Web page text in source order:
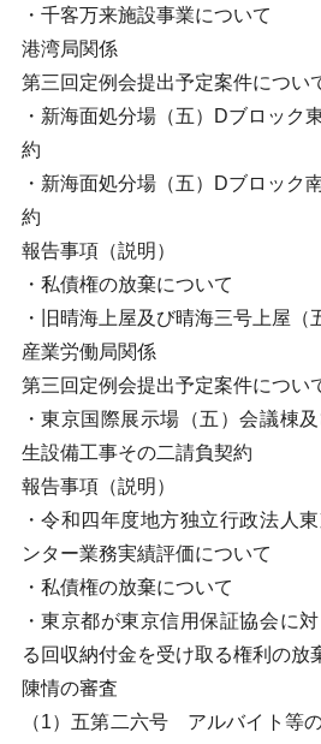
・千客万来施設事業について
港湾局関係
第三回定例会提出予定案件につい
・新海面処分場（五）Dブロック
約
・新海面処分場（五）Dブロック
約
報告事項（説明）
・私債権の放棄について
・旧晴海上屋及び晴海三号上屋（
産業労働局関係
第三回定例会提出予定案件につい
・東京国際展示場（五）会議棟
生設備工事その二請負契約
報告事項（説明）
・令和四年度地方独立行政法人
ンター業務実績評価について
・私債権の放棄について
・東京都が東京信用保証協会に
る回収納付金を受け取る権利の放
陳情の審査
（1）五第二六号 アルバイト等